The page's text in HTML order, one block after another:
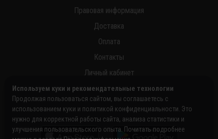
Правовая информация
Доставка
Оплата
Контакты
Личный кабинет
Используем куки и рекомендательные технологии
Продолжая пользоваться сайтом, вы соглашаетесь с
использованием куки и политикой конфиденциальности. Это
нужно для корректной работы сайта, анализа статистики и
улучшения пользовательского опыта. Почитать подробнее